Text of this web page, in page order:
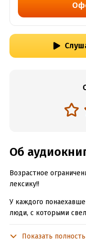
Об
Возрастное
лексику!!
У каждого
люди, с которыми
головой, когда идут
Показать